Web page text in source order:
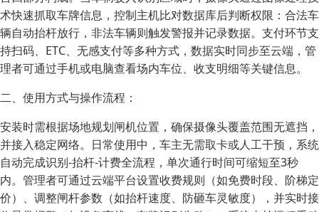
术快速抓取车牌信息，控制主机比对数据库后判断权限：合法车
辆自动抬杆放行，非法车辆则触发警报并记录数据。支付环节支
持扫码、ETC、无感支付等多种方式，数据实时同步至云端，管
理者可通过手机或电脑查看场内车位、收支明细等关键信息。
二、使用方式与操作流程：
安装时需根据场地规划闸机位置，确保摄像头覆盖范围无遮挡，
并接入稳定网络。日常使用中，车主无需取卡或人工干预，系统
自动完成识别-抬杆-计费全流程，单次通行时间可缩短至3秒
内。管理者可通过云端平台设置收费规则（如免费时段、阶梯定
价）、调整闸杆参数（如抬杆速度、防砸车灵敏度），并实时接